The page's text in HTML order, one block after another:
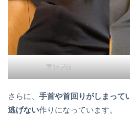
アンブロ
さらに、 手首や首回りがしまって
逃げない作りになっています。